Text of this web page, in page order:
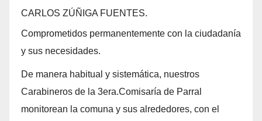
CARLOS ZÚÑIGA FUENTES.
Comprometidos permanentemente con la ciudadanía
y sus necesidades.
De manera habitual y sistemática, nuestros
Carabineros de la 3era.Comisaría de Parral
monitorean la comuna y sus alrededores, con el